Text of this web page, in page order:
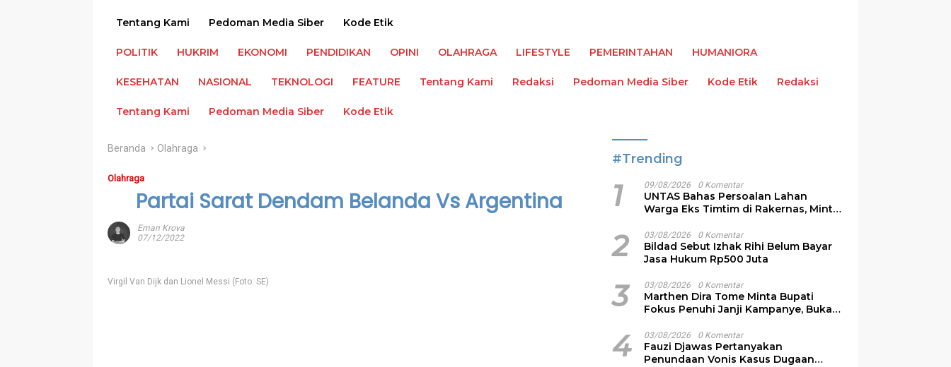
Tentang Kami Pedoman Media Siber Kode Etik
POLITIK HUKRIM EKONOMI PENDIDIKAN OPINI OLAHRAGA LIFESTYLE PEMERINTAHAN HUMANIORA
KESEHATAN NASIONAL TEKNOLOGI FEATURE Tentang Kami Redaksi Pedoman Media Siber Kode Etik Redaksi
Tentang Kami Pedoman Media Siber Kode Etik
Beranda Olahraga
Olahraga
Partai Sarat Dendam Belanda Vs Argentina
Eman Krova
07/12/2022
Virgil Van Dijk dan Lionel Messi (Foto: SE)
#Trending
1 09/08/2026 0 Komentar
UNTAS Bahas Persoalan Lahan
Warga Eks Timtim di Rakernas, Minta
2 03/08/2026 0 Komentar
Bildad Sebut Izhak Rihi Belum Bayar
Jasa Hukum Rp500 Juta
3 03/08/2026 0 Komentar
Marthen Dira Tome Minta Bupati
Fokus Penuhi Janji Kampanye, Bukan
4 03/08/2026 0 Komentar
Fauzi Djawas Pertanyakan
Penundaan Vonis Kasus Dugaan